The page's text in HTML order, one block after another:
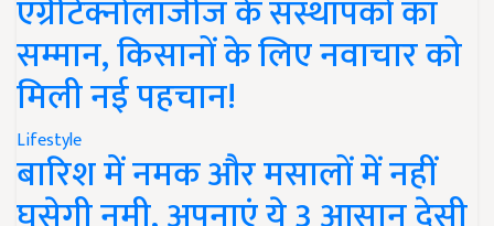
एग्रीटेक्नोलॉजीज के संस्थापकों का
सम्मान, किसानों के लिए नवाचार को
मिली नई पहचान!
Lifestyle
बारिश में नमक और मसालों में नहीं